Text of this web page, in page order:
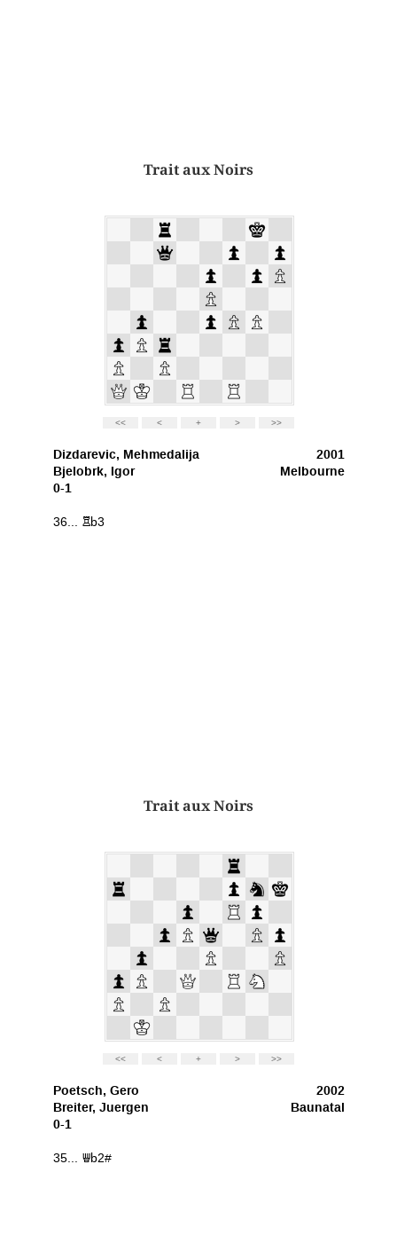
Trait aux Noirs
Trait aux Noirs